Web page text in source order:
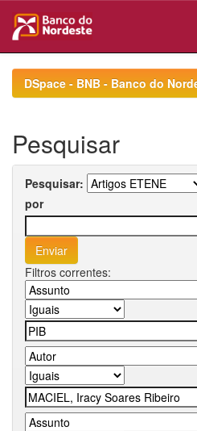
navigationDSpace - BNB - Banco do
Pesquisar
Pesquisar:
por
Filtros correntes: